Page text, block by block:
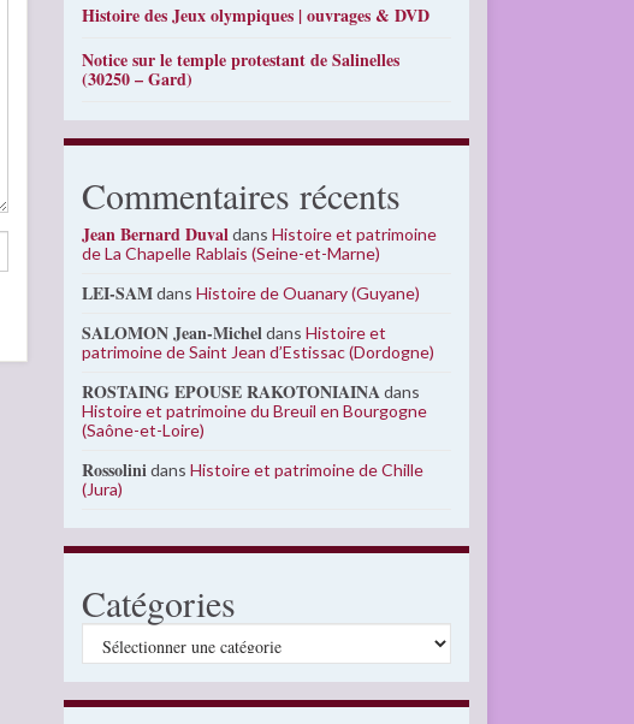
Histoire des Jeux olympiques | ouvrages & DVD
Notice sur le temple protestant de Salinelles
(30250 – Gard)
Commentaires récents
Jean Bernard DuvaldansHistoire et patrimoine
de La Chapelle Rablais (Seine-et-Marne)
LEI-SAMdansHistoire de Ouanary (Guyane)
SALOMON Jean-MicheldansHistoire et
patrimoine de Saint Jean d’Estissac (Dordogne)
ROSTAING EPOUSE RAKOTONIAINAdans
Histoire et patrimoine du Breuil en Bourgogne
(Saône-et-Loire)
RossolinidansHistoire et patrimoine de Chille
(Jura)
Catégories
Catégories